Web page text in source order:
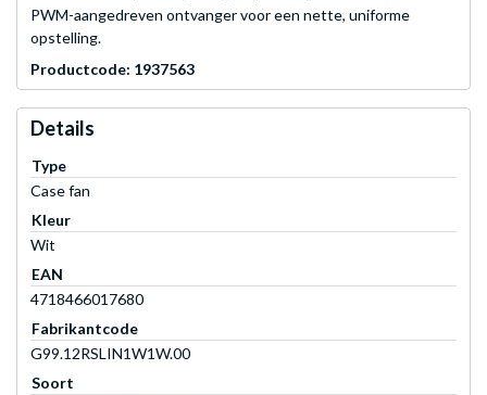
PWM-aangedreven ontvanger voor een nette, uniforme
opstelling.
Productcode: 1937563
Details
Type
Case fan
Kleur
Wit
EAN
4718466017680
Fabrikantcode
G99.12RSLIN1W1W.00
Soort